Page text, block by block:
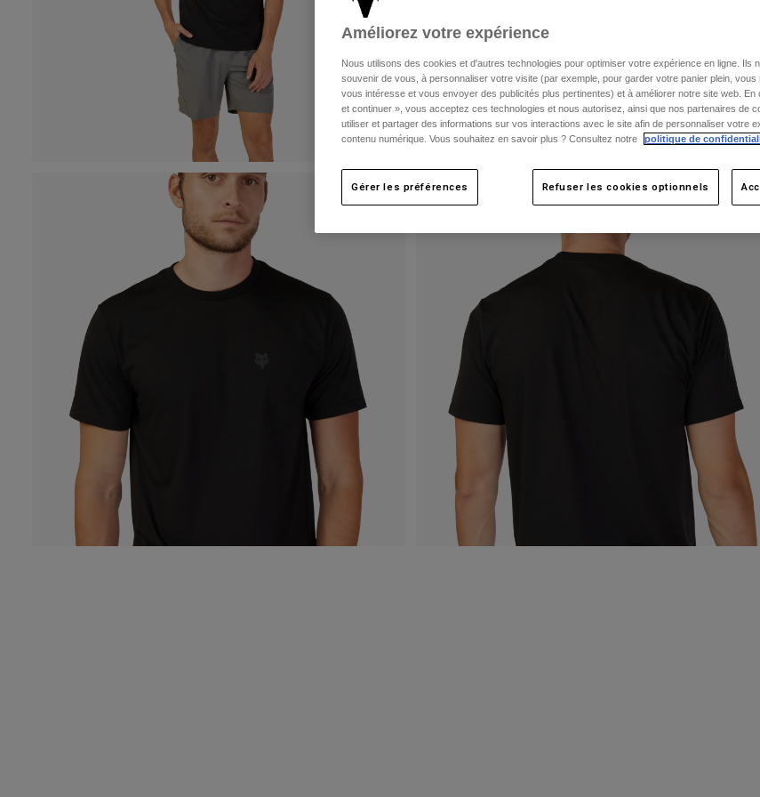
Améliorez votre expérience
Nous utilisons des cookies et d'autres technologies pour optimiser votre expérience en ligne. Ils
souvenir de vous, à personnaliser votre visite (par exemple, pour garder votre panier plein, vous
vous intéresse et vous envoyer des publicités plus pertinentes) et à améliorer notre site web. En
et continuer », vous acceptez ces technologies et nous autorisez, ainsi que nos partenaires de
utiliser et partager des informations sur vos interactions avec le site afin de personnaliser votre
contenu numérique. Vous souhaitez en savoir plus ? Consultez notre
politique de
Gérer les préférences Refuser les cookies optionnels